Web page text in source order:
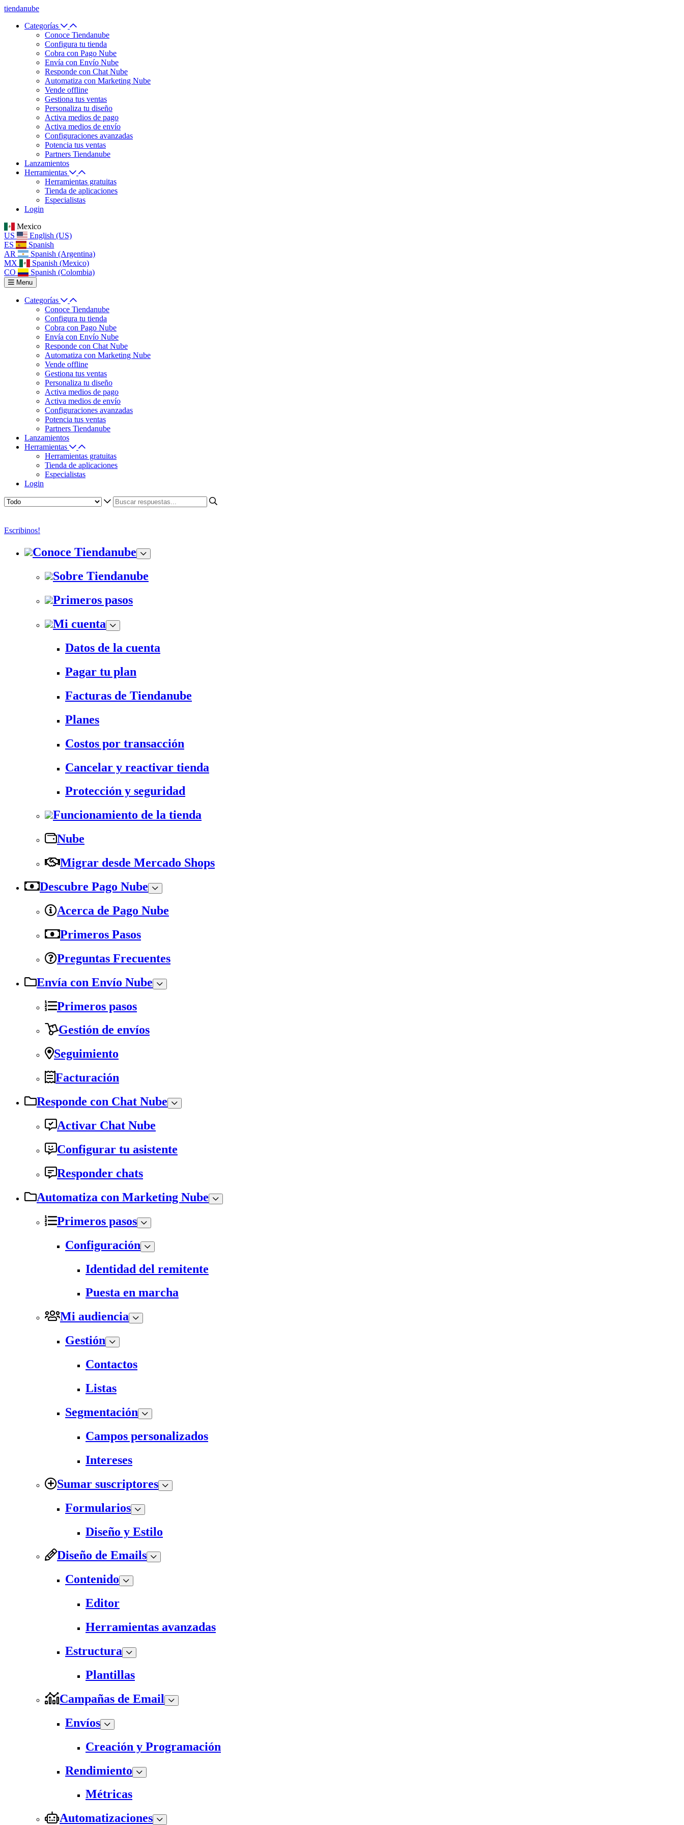
tiendanube
Categorías
Conoce Tiendanube
Configura tu tienda
Cobra con Pago Nube
Envía con Envío Nube
Responde con Chat Nube
Automatiza con Marketing Nube
Vende offline
Gestiona tus ventas
Personaliza tu diseño
Activa medios de pago
Activa medios de envío
Configuraciones avanzadas
Potencia tus ventas
Partners Tiendanube
Lanzamientos
Herramientas
Herramientas gratuitas
Tienda de aplicaciones
Especialistas
Login
Mexico
US
English (US)
ES
Spanish
AR
Spanish (Argentina)
MX
Spanish (Mexico)
CO
Spanish (Colombia)
Menu
Categorías
Conoce Tiendanube
Configura tu tienda
Cobra con Pago Nube
Envía con Envío Nube
Responde con Chat Nube
Automatiza con Marketing Nube
Vende offline
Gestiona tus ventas
Personaliza tu diseño
Activa medios de pago
Activa medios de envío
Configuraciones avanzadas
Potencia tus ventas
Partners Tiendanube
Lanzamientos
Herramientas
Herramientas gratuitas
Tienda de aplicaciones
Especialistas
Login
Escribinos!
Conoce Tiendanube
Sobre Tiendanube
Primeros pasos
Mi cuenta
Datos de la cuenta
Pagar tu plan
Facturas de Tiendanube
Planes
Costos por transacción
Cancelar y reactivar tienda
Protección y seguridad
Funcionamiento de la tienda
Nube
Migrar desde Mercado Shops
Descubre Pago Nube
Acerca de Pago Nube
Primeros Pasos
Preguntas Frecuentes
Envía con Envío Nube
Primeros pasos
Gestión de envíos
Seguimiento
Facturación
Responde con Chat Nube
Activar Chat Nube
Configurar tu asistente
Responder chats
Automatiza con Marketing Nube
Primeros pasos
Configuración
Identidad del remitente
Puesta en marcha
Mi audiencia
Gestión
Contactos
Listas
Segmentación
Campos personalizados
Intereses
Sumar suscriptores
Formularios
Diseño y Estilo
Diseño de Emails
Contenido
Editor
Herramientas avanzadas
Estructura
Plantillas
Campañas de Email
Envíos
Creación y Programación
Rendimiento
Métricas
Automatizaciones